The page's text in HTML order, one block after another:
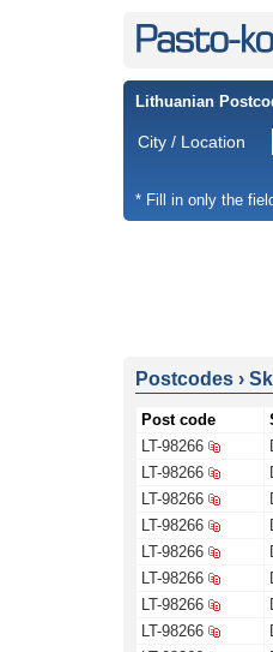
Lithuanian
City / Location
* Fill in only the
Postcodes ›
Post code
LT-98266
LT-98266
LT-98266
LT-98266
LT-98266
LT-98266
LT-98266
LT-98266